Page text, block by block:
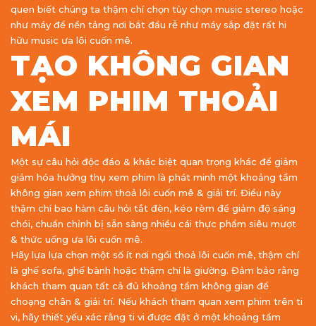
quen biết chúng ta thậm chí chọn tùy chọn music stereo hoặc
như máy để nền tảng nơi bắt đầu rễ như máy sắp đặt rất hi
hữu music ưa lôi cuốn mê.
TẠO KHÔNG GIAN
XEM PHIM THOẢI
MÁI
Một sự câu hỏi độc đáo & khác biệt quan trọng khác để giảm
giảm hóa hưởng thụ xem phim là phát minh một khoảng tầm
không gian xem phim thoả lôi cuốn mê & giải trí. Điều này
thậm chí bao hàm câu hỏi tắt đèn, kéo rèm để giảm độ sáng
chói, chuẩn chỉnh bị sẵn sàng nhiều cái thực phẩm siêu mượt
& thức uống ưa lôi cuốn mê.
Hãy lựa lựa chọn một số ít nơi ngồi thoả lôi cuốn mê, thậm chí
là ghế sofa, ghế bành hoặc thậm chí là giường. Đảm bảo rằng
khách tham quan tất cả đủ khoảng tầm không gian để
choạng chân & giải trí. Nếu khách tham quan xem phim trên ti
vi, hãy thiết yếu xác rằng ti vi được đặt ở một khoảng tầm